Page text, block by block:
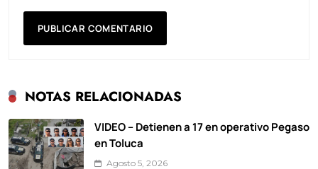
NOTAS RELACIONADAS
VIDEO – Detienen a 17 en operativo Pegaso
en Toluca
Agosto 5, 2026